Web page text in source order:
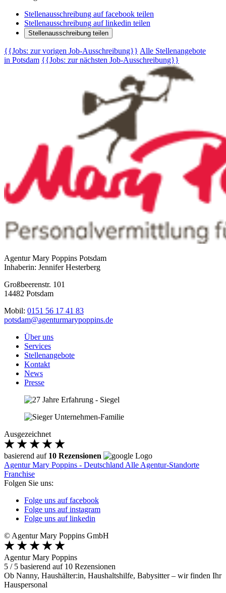
Stellenausschreibung auf facebook teilen
Stellenausschreibung auf linkedin teilen
Stellenausschreibung teilen
{{Jobs: zur vorigen Job-Ausschreibung}} Alle Stellenangebote
in Potsdam {{Jobs: zur nächsten Job-Ausschreibung}}
Agentur Mary Poppins Potsdam
Inhaberin: Jennifer Hesterberg
Großbeerenstr. 101
14482 Potsdam
Mobil: 0151 56 17 41 83
potsdam@agenturmarypoppins.de
Über uns
Services
Stellenangebote
Kontakt
News
Presse
Ausgezeichnet
basierend auf 10 Rezensionen
Agentur Mary Poppins - Deutschland Alle Agentur-Standorte
Franchise
Folgen Sie uns:
Folge uns auf facebook
Folge uns auf instagram
Folge uns auf linkedin
© Agentur Mary Poppins GmbH
Agentur Mary Poppins
5 / 5 basierend auf 10 Rezensionen
Ob Nanny, Haushälter:in, Haushaltshilfe, Babysitter – wir finden Ihr
Hauspersonal